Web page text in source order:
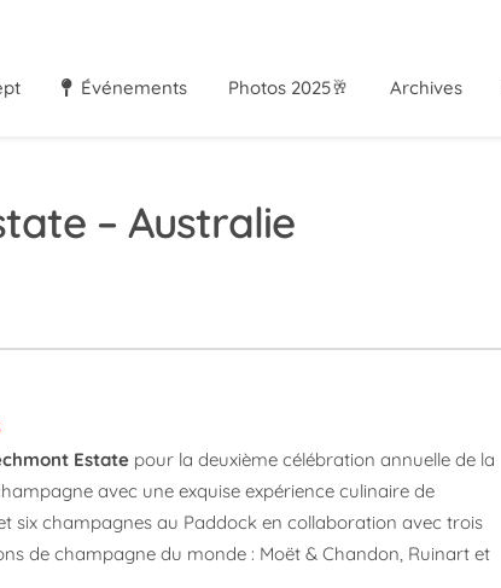
Événements Photos 2025🥂 Archives
– Australie
Estate pour la deuxième célébration annuelle de la
avec une exquise expérience culinaire de
six champagnes au Paddock en collaboration avec trois
de champagne du monde : Moët & Chandon, Ruinart et